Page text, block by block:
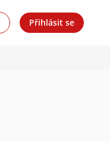
Přihlásit se